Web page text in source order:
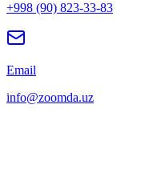
+998 (90) 823-33-83
Email
info@zoomda.uz